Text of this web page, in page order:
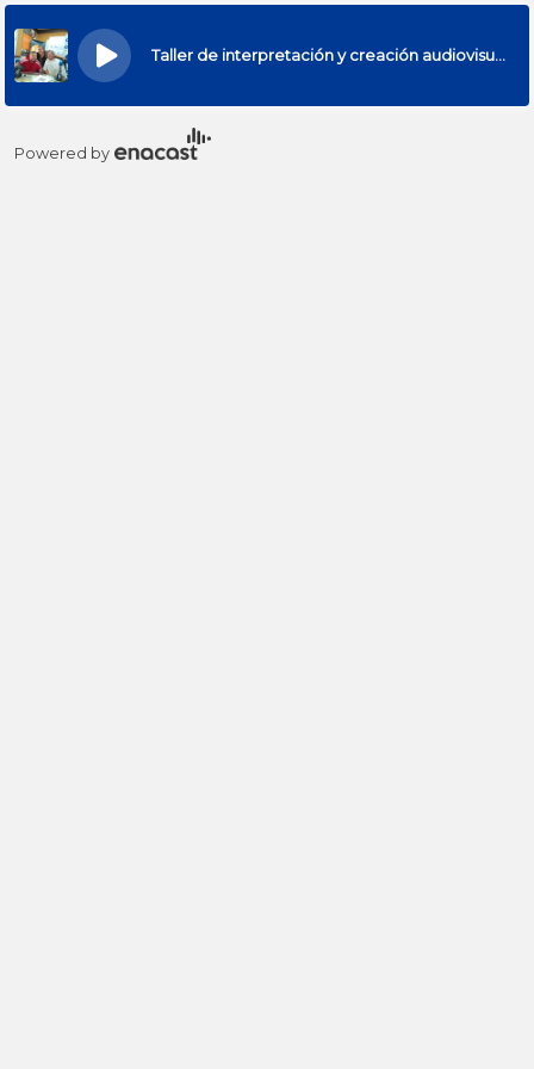
× Taller de interpretación y creación audiovisual con Óscar Corrales y APDIS
Powered by